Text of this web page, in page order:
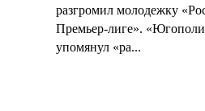
разгромил молодежку
Премьер-лиге».
упомянул «ра...